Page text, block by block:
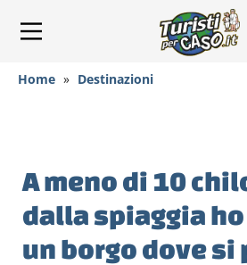
Home » Destinazioni
A meno di 10
dalla spiaggia
un borgo dove si